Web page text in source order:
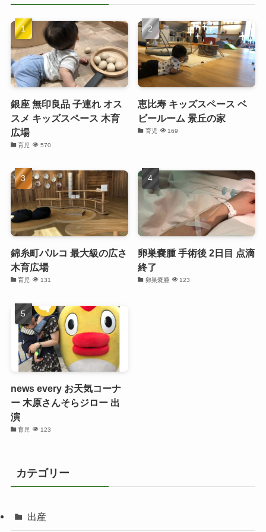
銀座 無印良品 子連れ オス
スメ キッズスペース 木育
広場
育児 570
恵比寿 キッズスペース ベ
ビールーム 景丘の家
育児 169
錦糸町パルコ 最大級の広さ
木育広場
育児 131
卵巣嚢腫 手術後 2日目 点滴
終了
卵巣嚢腫 123
news every お天気コーナ
ー 木原さんそらジロー 出
演
育児 123
カテゴリー
出産